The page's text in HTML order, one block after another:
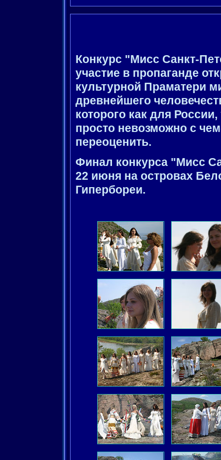
Конкурс "Мисс Санкт-
участие в пропаганде
культурной Праматери
древнейшего
которого как для
просто невозможно с
переоценить.
Финал конкурса "Мисс
22 июня на островах
Гипербореи.